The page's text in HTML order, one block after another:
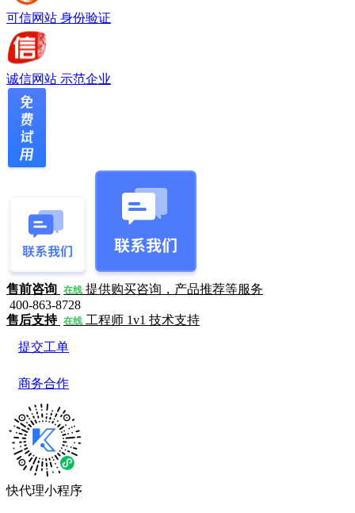
可信网站 身份验证
诚信网站 示范企业
售前咨询 在线 提供购买咨询，产品推荐等服务
400-863-8728
售后支持 在线 工程师 1v1 技术支持
提交工单
商务合作
快代理小程序